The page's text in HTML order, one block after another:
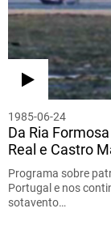
1985-06-24
Da Ria
Real e Castro
Programa sobre
Portugal e nos
sotavento…